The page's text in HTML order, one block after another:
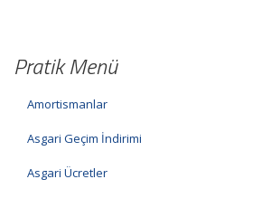
Pratik Menü
Amortismanlar
Asgari Geçim İndirimi
Asgari Ücretler